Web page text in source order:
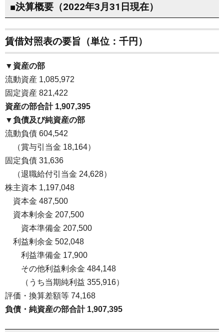
■決算概要（2022年3月31日現在）
賃借対照表の要旨（単位：千円）
▼資産の部
流動資産 1,085,972
固定資産 821,422
資産の部合計 1,907,395
▼負債及び純資産の部
流動負債 604,542
（賞与引当金 18,164）
固定負債 31,636
（退職給付引当金 24,628）
株主資本 1,197,048
資本金 487,500
資本剰余金 207,500
資本準備金 207,500
利益剰余金 502,048
利益準備金 17,900
その他利益剰余金 484,148
（うち当期純利益 355,916）
評価・換算差額等 74,168
負債・純資産の部合計 1,907,395